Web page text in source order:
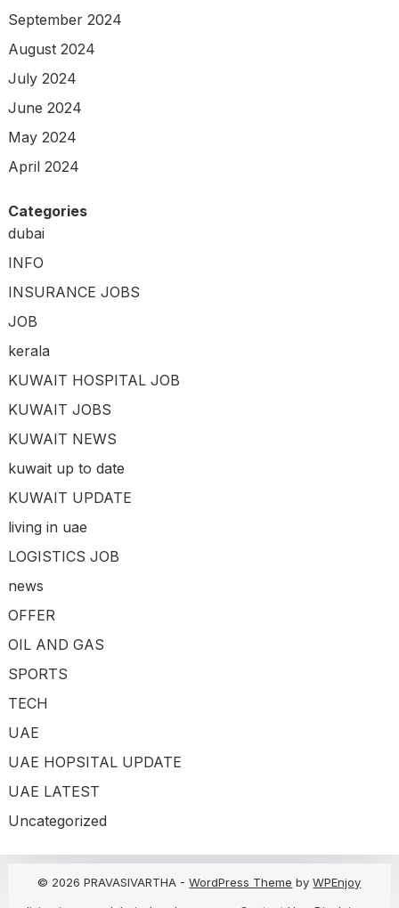
September 2024
August 2024
July 2024
June 2024
May 2024
April 2024
Categories
dubai
INFO
INSURANCE JOBS
JOB
kerala
KUWAIT HOSPITAL JOB
KUWAIT JOBS
KUWAIT NEWS
kuwait up to date
KUWAIT UPDATE
living in uae
LOGISTICS JOB
news
OFFER
OIL AND GAS
SPORTS
TECH
UAE
UAE HOPSITAL UPDATE
UAE LATEST
Uncategorized
© 2026 PRAVASIVARTHA -WordPress Theme byWPEnjoy